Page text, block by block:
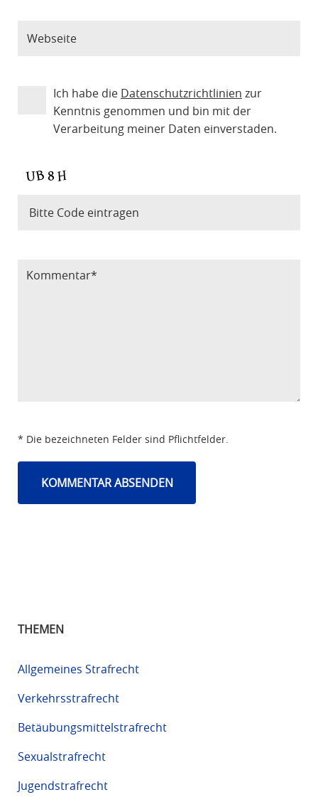
Ich habe die Datenschutzrichtlinien zur
Kenntnis genommen und bin mit der
Verarbeitung meiner Daten einverstaden.
* Die bezeichneten Felder sind Pflichtfelder.
THEMEN
Allgemeines Strafrecht
Verkehrsstrafrecht
Betäubungsmittelstrafrecht
Sexualstrafrecht
Jugendstrafrecht